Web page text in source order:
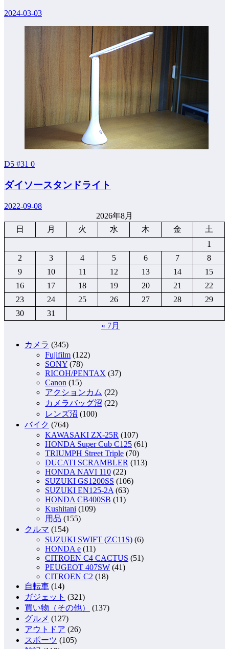
2024-03-03
D5 #31 0
ダイソースタンドライト
2022-09-08
2026年8月
日
月 火 水 木 金
土
1
2
3 4 5 6 7
8
9
10 11 12 13 14
15
16
17 18 19 20 21
22
23
24 25 26 27 28
29
30
31
« 7月
カメラ (345)
Fujifilm (122)
SONY (78)
RICOH/PENTAX (37)
Canon (15)
アクションカム (22)
カメラバッグ沼 (22)
レンズ沼 (100)
バイク (764)
KAWASAKI ZX-25R (107)
HONDA Super Cub C125 (61)
TRIUMPH Street Triple (70)
DUCATI SCRAMBLER (113)
HONDA NAVI 110 (22)
SUZUKI GS1200SS (106)
SUZUKI EN125-2A (63)
HONDA CB400SB (11)
Kushitani (109)
用品 (155)
クルマ (154)
SUZUKI SWIFT (ZC11S) (6)
HONDA e (11)
CITROEN C4 CACTUS (51)
PEUGEOT 407SW (41)
CITROEN C2 (18)
自転車 (14)
ガジェット (321)
買い物（その他）
(137)
グルメ (127)
アウトドア (26)
スポーツ (105)